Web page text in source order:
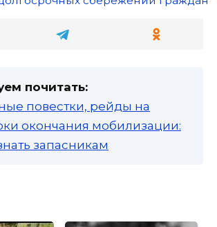
почитать:
повестки, рейды на
окончания мобилизации:
запасникам